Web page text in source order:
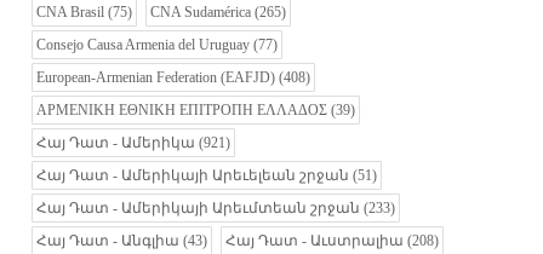
CNA Brasil (75) CNA Sudamérica (265)
Consejo Causa Armenia del Uruguay (77)
European-Armenian Federation (EAFJD) (408)
ΑΡΜΕΝΙΚΗ ΕΘΝΙΚΗ ΕΠΙΤΡΟΠΗ ΕΛΛΑΔΟΣ (39)
Հայ Դատ - Ամերիկա (921)
Հայ Դատ - Ամերիկայի Արեւելեան շրջան (51)
Հայ Դատ - Ամերիկայի Արեւմտեան շրջան (233)
Հայ Դատ - Անգլիա (43) Հայ Դատ - Աւստրալիա (208)